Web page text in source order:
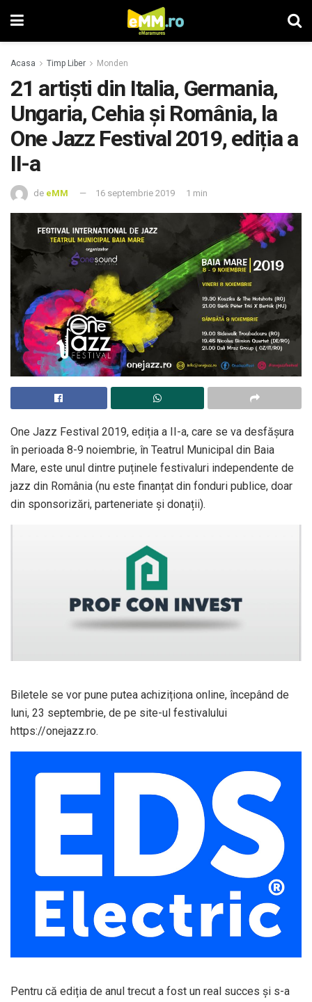
Acasa Timp Liber Monden
21 artiști din Italia, Germania,
Ungaria, Cehia și România, la
One Jazz Festival 2019, ediția a
II-a
de eMM 16 septembrie 2019 1 min
One Jazz Festival 2019, ediția a II-a, care se va desfășura
în perioada 8-9 noiembrie, în Teatrul Municipal din Baia
Mare, este unul dintre puținele festivaluri independente de
jazz din România (nu este finanțat din fonduri publice, doar
din sponsorizări, parteneriate și donații).
Biletele se vor pune putea achiziționa online, începând de
luni, 23 septembrie, de pe site-ul festivalului
https://onejazz.ro.
Pentru că ediția de anul trecut a fost un real succes și s-a